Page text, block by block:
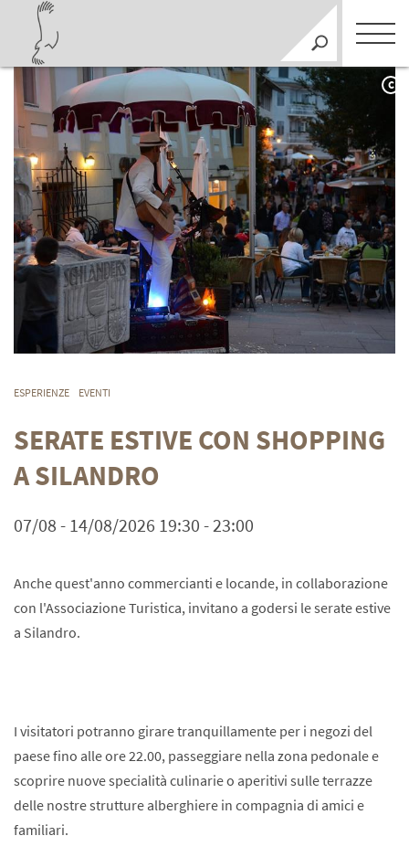
C
ESPERIENZE EVENTI
SERATE ESTIVE CON SHOPPING
A SILANDRO
07/08 - 14/08/2026 19:30 - 23:00
Anche quest'anno commercianti e locande, in collaborazione
con l'Associazione Turistica, invitano a godersi le serate estive
a Silandro.
I visitatori potranno girare tranquillamente per i negozi del
paese fino alle ore 22.00, passeggiare nella zona pedonale e
scoprire nuove specialità culinarie o aperitivi sulle terrazze
delle nostre strutture alberghiere in compagnia di amici e
familiari.